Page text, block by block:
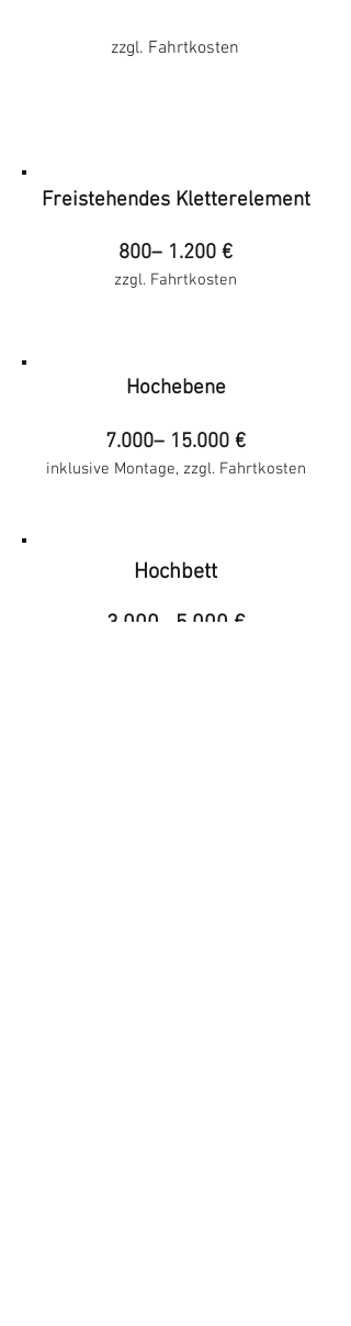
zzgl. Fahrtkosten
Freistehendes Kletterelement
800– 1.200 €
zzgl. Fahrtkosten
Hochebene
7.000– 15.000 €
inklusive Montage, zzgl.Fahrtkosten
Hochbett
3.000– 5.000 €